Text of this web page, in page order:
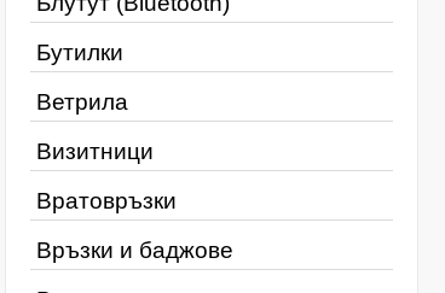
Бутилки
Ветрила
Визитници
Вратовръзки
Връзки и баджове